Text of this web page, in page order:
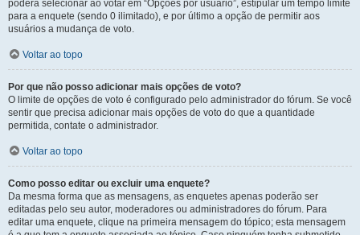
poderá selecionar ao votar em “Opções por usuário”, estipular um tempo limite
para a enquete (sendo 0 ilimitado), e por último a opção de permitir aos
usuários a mudança de voto.
Voltar ao topo
Por que não posso adicionar mais opções de voto?
O limite de opções de voto é configurado pelo administrador do fórum. Se você
sentir que precisa adicionar mais opções de voto do que a quantidade
permitida, contate o administrador.
Voltar ao topo
Como posso editar ou excluir uma enquete?
Da mesma forma que as mensagens, as enquetes apenas poderão ser
editadas pelo seu autor, moderadores ou administradores do fórum. Para
editar uma enquete, clique na primeira mensagem do tópico; esta mensagem